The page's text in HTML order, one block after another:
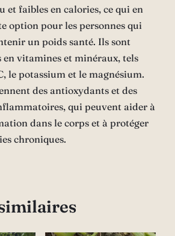
et faibles en calories, ce qui en
option pour les personnes qui
un poids santé. Ils sont
en vitamines et minéraux, tels
le potassium et le magnésium.
des antioxydants et des
qui peuvent aider à
dans le corps et à protéger
chroniques.